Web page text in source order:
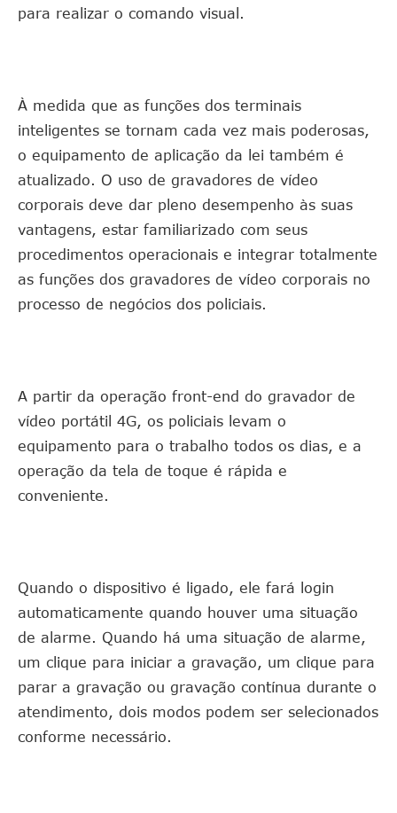
para realizar o comando visual.
À medida que as funções dos terminais
inteligentes se tornam cada vez mais poderosas,
o equipamento de aplicação da lei também é
atualizado. O uso de gravadores de vídeo
corporais deve dar pleno desempenho às suas
vantagens, estar familiarizado com seus
procedimentos operacionais e integrar totalmente
as funções dos gravadores de vídeo corporais no
processo de negócios dos policiais.
A partir da operação front-end do gravador de
vídeo portátil 4G, os policiais levam o
equipamento para o trabalho todos os dias, e a
operação da tela de toque é rápida e
conveniente.
Quando o dispositivo é ligado, ele fará login
automaticamente quando houver uma situação
de alarme. Quando há uma situação de alarme,
um clique para iniciar a gravação, um clique para
parar a gravação ou gravação contínua durante o
atendimento, dois modos podem ser selecionados
conforme necessário.